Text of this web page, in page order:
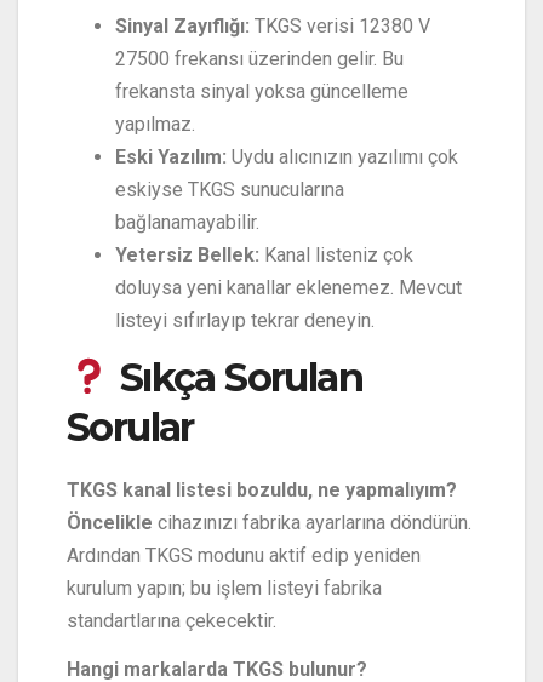
Sinyal Zayıflığı: TKGS verisi 12380 V
27500 frekansı üzerinden gelir. Bu
frekansta sinyal yoksa güncelleme
yapılmaz.
Eski Yazılım: Uydu alıcınızın yazılımı çok
eskiyse TKGS sunucularına
bağlanamayabilir.
Yetersiz Bellek: Kanal listeniz çok
doluysa yeni kanallar eklenemez. Mevcut
listeyi sıfırlayıp tekrar deneyin.
Sıkça Sorulan
Sorular
TKGS kanal listesi bozuldu, ne yapmalıyım?
Öncelikle cihazınızı fabrika ayarlarına döndürün.
Ardından TKGS modunu aktif edip yeniden
kurulum yapın; bu işlem listeyi fabrika
standartlarına çekecektir.
Hangi markalarda TKGS bulunur?